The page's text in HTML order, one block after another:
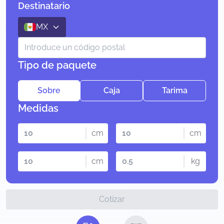
Destinatario
MX
Tipo de paquete
Sobre Caja Tarima
Medidas
cm cm
cm kg
Cotizar